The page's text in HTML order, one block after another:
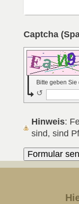
Bitte geben
↺
Hinweis :
sind, sind